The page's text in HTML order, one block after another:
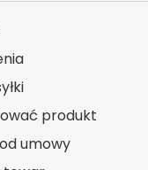
produkt
umowy